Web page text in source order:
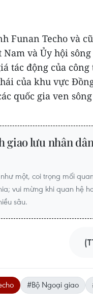
Funan Techo và
và Ủy hội
tác động của
của khu vực
quốc gia ven
giao lưu nhân
một, coi trọng mối quan
vui mừng khi quan hệ
sâu.
#Bộ Ngoại giao